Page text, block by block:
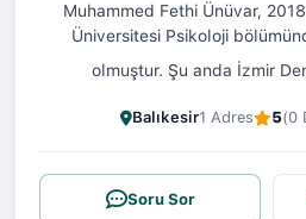
Muhammed Fethi Ünüvar,
Üniversitesi Psikoloji
olmuştur. Şu anda İzmir
Balıkesir1 Adres 5(0
Soru Sor